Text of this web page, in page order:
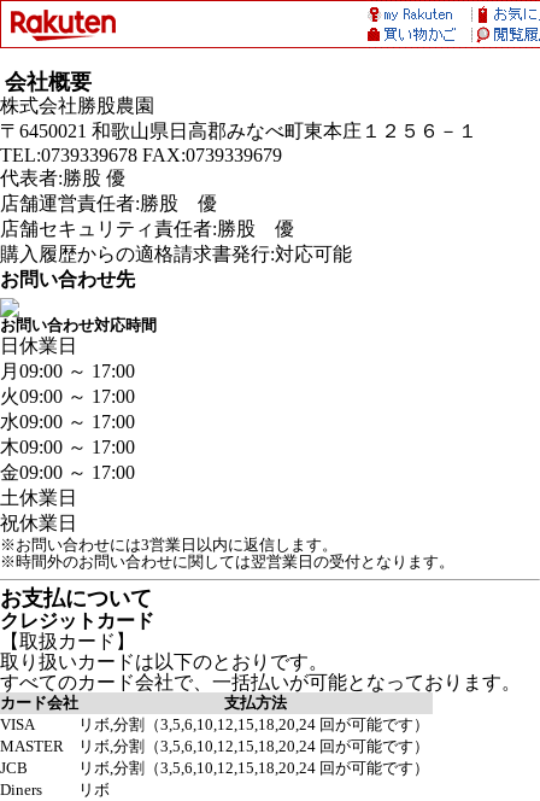
会社概要
株式会社勝股農園
〒6450021 和歌山県日高郡みなべ町東本庄１２５６－１
TEL:0739339678 FAX:0739339679
代表者:勝股 優
店舗運営責任者:勝股 優
店舗セキュリティ責任者:勝股 優
購入履歴からの適格請求書発行:対応可能
お問い合わせ先
お問い合わせ対応時間
日 休業日
月 09:00 ～ 17:00
火09:00 ～ 17:00
水09:00 ～ 17:00
木09:00 ～ 17:00
金09:00 ～ 17:00
土休業日
祝休業日
※お問い合わせには3営業日以内に返信します。
※時間外のお問い合わせに関しては翌営業日の受付となります。
お支払について
クレジットカード
【取扱カード】
取り扱いカードは以下のとおりです。
すべてのカード会社で、一括払いが可能となっております。
カード会社
支払方法
VISA
リボ,分割（3,5,6,10,12,15,18,20,24 回が可能です）
MASTER
リボ,分割（3,5,6,10,12,15,18,20,24 回が可能です）
JCB
リボ,分割（3,5,6,10,12,15,18,20,24 回が可能です）
Diners
リボ